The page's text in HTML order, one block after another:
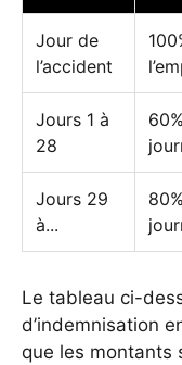
Jour de
l’accident
Jours 1 à
28
Jours 29
à...
Le tableau ci-
d’indemnisation
que les montants